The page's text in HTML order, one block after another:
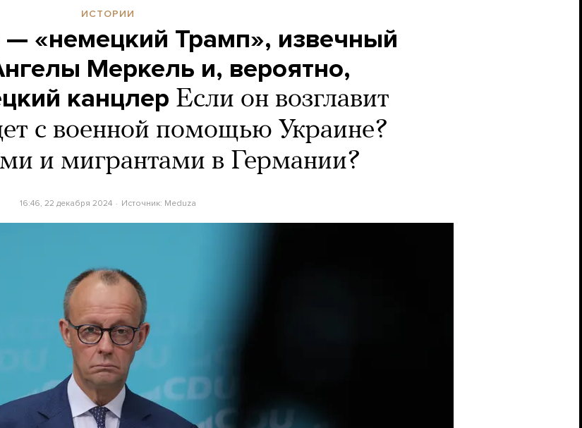
ИСТОРИИ
«немецкий Трамп», извечный
Меркель и, вероятно,
канцлер Если он возглавит
с военной помощью Украине?
и мигрантами в Германии?
16:46, 22 декабря 2024 Источник: Meduza